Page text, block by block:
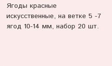
Ягоды красные
искусственные, на ветке 5 -7
ягод 10-14 мм, набор 20 шт.